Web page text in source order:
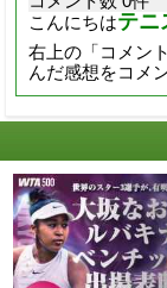
こんにちはテニ
右上の「コメン
んだ感想をコメ